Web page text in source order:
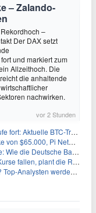
– Zalando-
–
Der DAX setzt
und markiert zum
Allzeithoch. Die
die anhaltende
nachwirken.
vor 2 Stunden
BTC-Transaktionen
gewinnt an Unterstützung
im Schatten zum großen Gewinner wird
die Regierung die Steuer-Bombe
aber die Geschichte sagt etwas anderes